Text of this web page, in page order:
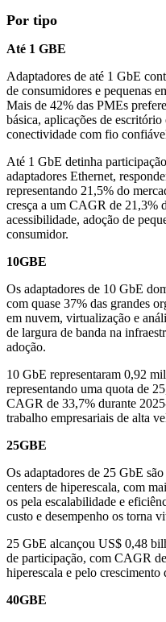
Por tipo
Até 1 GBE
Adaptadores de até 1 GbE
de consumidores e pequenas
Mais de 42% das PMEs
básica, aplicações de
conectividade com fio
Até 1 GbE detinha
adaptadores Ethernet,
representando 21,5% do
cresça a um CAGR de 21,3%
acessibilidade, adoção de
consumidor.
10GBE
Os adaptadores de 10 GbE
com quase 37% das grandes
em nuvem, virtualização e
de largura de banda na
adoção.
10 GbE representaram 0,92
representando uma quota de
CAGR de 33,7% durante
trabalho empresariais de alta
25GBE
Os adaptadores de 25 GbE
centers de hiperescala, com
os pela escalabilidade e
custo e desempenho os torna
25 GbE alcançou US$ 0,48
de participação, com CAGR
hiperescala e pelo crescimento
40GBE